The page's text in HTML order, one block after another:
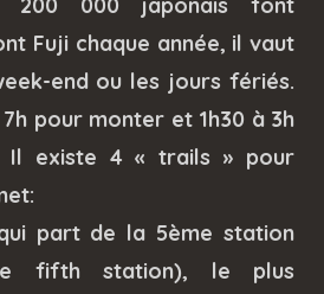
Fuji chaque année, il vaut
end ou les jours fériés.
pour monter et 1h30 à 3h
Il existe 4 « trails » pour
part de la 5ème station
fifth station), le plus